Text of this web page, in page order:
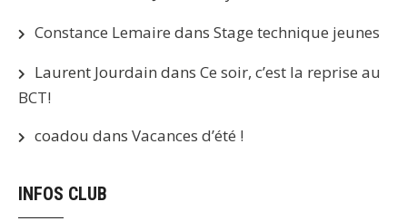
Constance Lemaire dans Stage technique jeunes
Laurent Jourdain dans Ce soir, c’est la reprise au
BCT!
coadou dans Vacances d’été !
INFOS CLUB